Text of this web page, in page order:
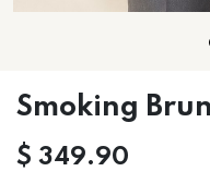
Smoking
$ 349.90